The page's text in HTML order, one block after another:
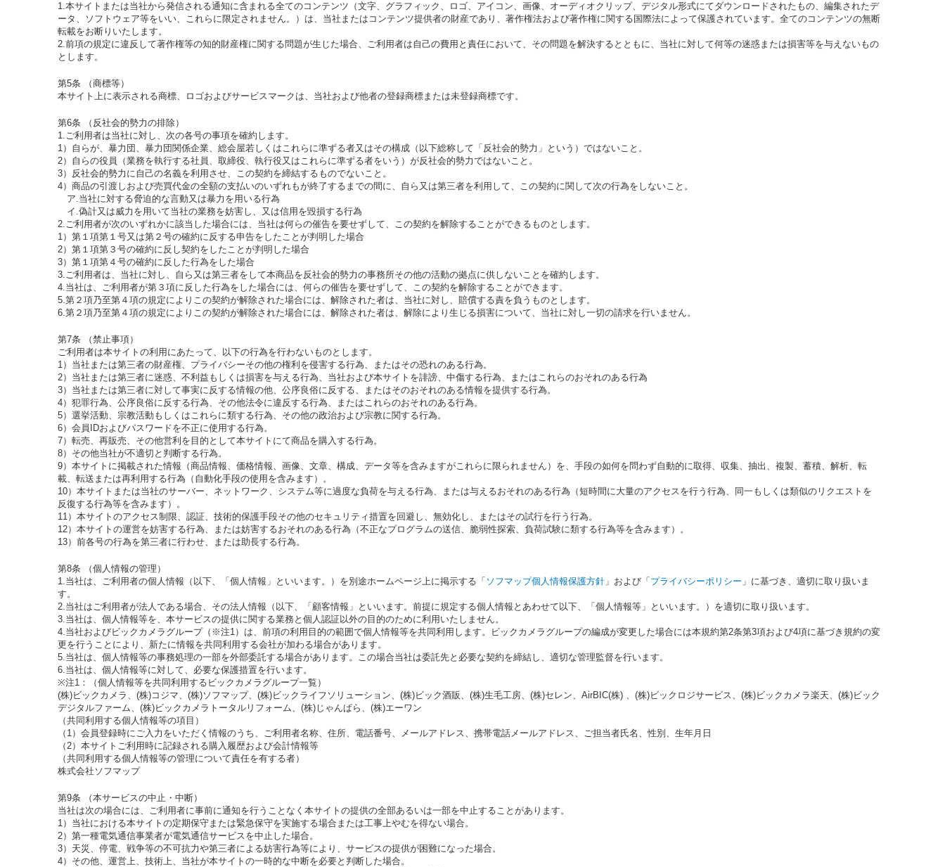
1.本サイトまたは当社から発信される通知に含まれる全てのコンテンツ（文字、グラフィック、ロゴ、アイコン、画像、オーディオクリップ、デジタル形式にてダウンロードされたもの、編集されたデ
ータ、ソフトウェア等をいい、これらに限定されません。）は、当社またはコンテンツ提供者の財産であり、著作権法および著作権に関する国際法によって保護されています。全てのコンテンツの無断
転載をお断りいたします。
2.前項の規定に違反して著作権等の知的財産権に関する問題が生じた場合、ご利用者は自己の費用と責任において、その問題を解決するとともに、当社に対して何等の迷惑または損害等を与えないもの
とします。
第5条 （商標等）
本サイト上に表示される商標、ロゴおよびサービスマークは、当社および他者の登録商標または未登録商標です。
第6条 （反社会的勢力の排除）
1.ご利用者は当社に対し、次の各号の事項を確約します。
1）自らが、暴力団、暴力団関係企業、総会屋若しくはこれらに準ずる者又はその構成（以下総称して「反社会的勢力」という）ではないこと。
2）自らの役員（業務を執行する社員、取締役、執行役又はこれらに準ずる者をいう）が反社会的勢力ではないこと。
3）反社会的勢力に自己の名義を利用させ、この契約を締結するものでないこと。
4）商品の引渡しおよび売買代金の全額の支払いのいずれもが終了するまでの間に、自ら又は第三者を利用して、この契約に関して次の行為をしないこと。
ア.当社に対する脅迫的な言動又は暴力を用いる行為
イ.偽計又は威力を用いて当社の業務を妨害し、又は信用を毀損する行為
2.ご利用者が次のいずれかに該当した場合には、当社は何らの催告を要せずして、この契約を解除することができるものとします。
1）第１項第１号又は第２号の確約に反する申告をしたことが判明した場合
2）第１項第３号の確約に反し契約をしたことが判明した場合
3）第１項第４号の確約に反した行為をした場合
3.ご利用者は、当社に対し、自ら又は第三者をして本商品を反社会的勢力の事務所その他の活動の拠点に供しないことを確約します。
4.当社は、ご利用者が第３項に反した行為をした場合には、何らの催告を要せずして、この契約を解除することができます。
5.第２項乃至第４項の規定によりこの契約が解除された場合には、解除された者は、当社に対し、賠償する責を負うものとします。
6.第２項乃至第４項の規定によりこの契約が解除された場合には、解除された者は、解除により生じる損害について、当社に対し一切の請求を行いません。
第7条 （禁止事項）
ご利用者は本サイトの利用にあたって、以下の行為を行わないものとします。
1）当社または第三者の財産権、プライバシーその他の権利を侵害する行為、またはその恐れのある行為。
2）当社または第三者に迷惑、不利益もしくは損害を与える行為、当社および本サイトを誹謗、中傷する行為、またはこれらのおそれのある行為
3）当社または第三者に対して事実に反する情報の他、公序良俗に反する、またはそのおそれのある情報を提供する行為。
4）犯罪行為、公序良俗に反する行為、その他法令に違反する行為、またはこれらのおそれのある行為。
5）選挙活動、宗教活動もしくはこれらに類する行為、その他の政治および宗教に関する行為。
6）会員IDおよびパスワードを不正に使用する行為。
7）転売、再販売、その他営利を目的として本サイトにて商品を購入する行為。
8）その他当社が不適切と判断する行為。
9）本サイトに掲載された情報（商品情報、価格情報、画像、文章、構成、データ等を含みますがこれらに限られません）を、手段の如何を問わず自動的に取得、収集、抽出、複製、蓄積、解析、転
載、転送または再利用する行為（自動化手段の使用を含みます）。
10）本サイトまたは当社のサーバー、ネットワーク、システム等に過度な負荷を与える行為、または与えるおそれのある行為（短時間に大量のアクセスを行う行為、同一もしくは類似のリクエストを
反復する行為等を含みます）。
11）本サイトのアクセス制限、認証、技術的保護手段その他のセキュリティ措置を回避し、無効化し、またはその試行を行う行為。
12）本サイトの運営を妨害する行為、または妨害するおそれのある行為（不正なプログラムの送信、脆弱性探索、負荷試験に類する行為等を含みます）。
13）前各号の行為を第三者に行わせ、または助長する行為。
第8条 （個人情報の管理）
1.当社は、ご利用者の個人情報（以下、「個人情報」といいます。）を別途ホームページ上に掲示する「 ソフマップ個人情報保護方針 」および「 プライバシーポリシー 」に基づき、適切に取り扱いま
す。
2.当社はご利用者が法人である場合、その法人情報（以下、「顧客情報」といいます。前提に規定する個人情報とあわせて以下、「個人情報等」といいます。）を適切に取り扱います。
3.当社は、個人情報等を、本サービスの提供に関する業務と個人認証以外の目的のために利用いたしません。
4.当社およびビックカメラグループ（※注1）は、前項の利用目的の範囲で個人情報等を共同利用します。ビックカメラグループの編成が変更した場合には本規約第2条第3項および4項に基づき規約の変
更を行うことにより、新たに情報を共同利用する会社が加わる場合があります。
5.当社は、個人情報等の事務処理の一部を外部委託する場合があります。この場合当社は委託先と必要な契約を締結し、適切な管理監督を行います。
6.当社は、個人情報等に対して、必要な保護措置を行います。
※注1：（個人情報等を共同利用するビックカメラグループ一覧）
(株)ビックカメラ、(株)コジマ、(株)ソフマップ、(株)ビックライフソリューション、(株)ビック酒販、(株)生毛工房、(株)セレン、AirBIC(株) 、(株)ビックロジサービス、(株)ビックカメラ楽天、(株)ビック
デジタルファーム、(株)ビックカメラトータルリフォーム、(株)じゃんぱら、(株)エーワン
（共同利用する個人情報等の項目）
（1）会員登録時にご入力をいただく情報のうち、ご利用者名称、住所、電話番号、メールアドレス、携帯電話メールアドレス、ご担当者氏名、性別、生年月日
（2）本サイトご利用時に記録される購入履歴および会計情報等
（共同利用する個人情報等の管理について責任を有する者）
株式会社ソフマップ
第9条 （本サービスの中止・中断）
当社は次の場合には、ご利用者に事前に通知を行うことなく本サイトの提供の全部あるいは一部を中止することがあります。
1）当社における本サイトの定期保守または緊急保守を実施する場合または工事上やむを得ない場合。
2）第一種電気通信事業者が電気通信サービスを中止した場合。
3）天災、停電、戦争等の不可抗力や第三者による妨害行為等により、サービスの提供が困難になった場合。
4）その他、運営上、技術上、当社が本サイトの一時的な中断を必要と判断した場合。